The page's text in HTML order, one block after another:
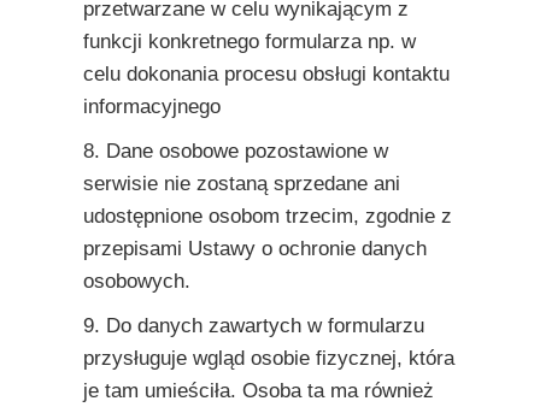
przetwarzane w celu wynikającym z
funkcji konkretnego formularza np. w
celu dokonania procesu obsługi kontaktu
informacyjnego
8. Dane osobowe pozostawione w
serwisie nie zostaną sprzedane ani
udostępnione osobom trzecim, zgodnie z
przepisami Ustawy o ochronie danych
osobowych.
9. Do danych zawartych w formularzu
przysługuje wgląd osobie fizycznej, która
je tam umieściła. Osoba ta ma również